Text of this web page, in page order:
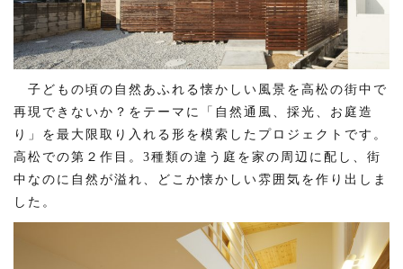
子どもの頃の自然あふれる懐かしい風景を高松の街中で
再現できないか？をテーマに「自然通風、採光、お庭造
り」を最大限取り入れる形を模索したプロジェクトです。
高松での第２作目。3種類の違う庭を家の周辺に配し、街
中なのに自然が溢れ、どこか懐かしい雰囲気を作り出しま
した。